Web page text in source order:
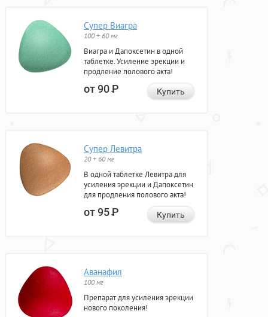
Супер Виагра
100 + 60 мг
Виагра и Дапоксетин в одной
таблетке. Усиление эрекции и
продление полового акта!
от 90Р Купить
Супер Левитра
20 + 60 мг
В одной таблетке Левитра для
усиления эрекции и Дапоксетин
для продления полового акта!
от 95Р Купить
Аванафил
100 мг
Препарат для усиления эрекции
нового поколения!